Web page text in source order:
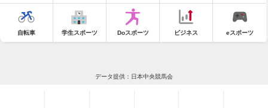
自転車 学生スポーツ Doスポーツ ビジネス eスポーツ
データ提供：日本中央競馬会